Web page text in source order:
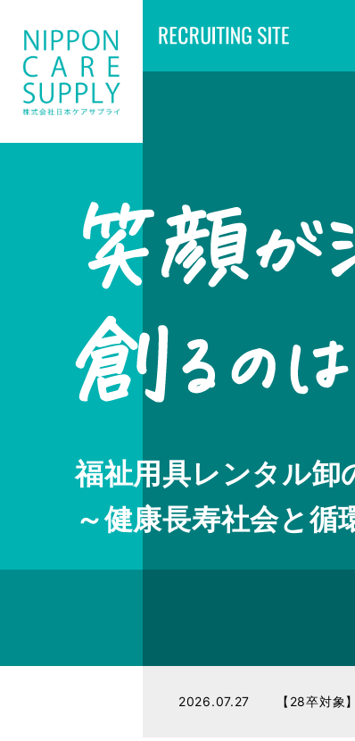
福祉用具レンタル卸
～健康長寿社会と循
2026.04.24
【28卒対